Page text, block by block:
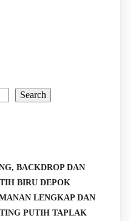
Search
BACKDROP DAN
BIRU DEPOK
LENGKAP DAN
PUTIH TAPLAK